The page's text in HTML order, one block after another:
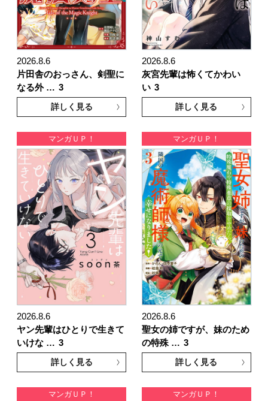
2026.8.6
片田舎のおっさん、剣聖に
なる外 … 3
詳しく見る
2026.8.6
灰宮先輩は怖くてかわい
い 3
詳しく見る
マンガＵＰ！
2026.8.6
ヤン先輩はひとりで生きて
いけな … 3
詳しく見る
マンガＵＰ！
2026.8.6
聖女の姉ですが、妹のため
の特殊 … 3
詳しく見る
マンガＵＰ！ マンガＵＰ！